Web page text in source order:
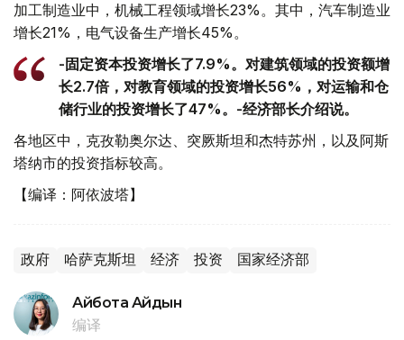
加工制造业中，机械工程领域增长23%。其中，汽车制造业
增长21%，电气设备生产增长45%。
-固定资本投资增长了7.9%。对建筑领域的投资额增
长2.7倍，对教育领域的投资增长56%，对运输和仓
储行业的投资增长了47%。-经济部长介绍说。
各地区中，克孜勒奥尔达、突厥斯坦和杰特苏州，以及阿斯
塔纳市的投资指标较高。
【编译：阿依波塔】
政府 哈萨克斯坦 经济 投资 国家经济部
Айбота Айдын
编译